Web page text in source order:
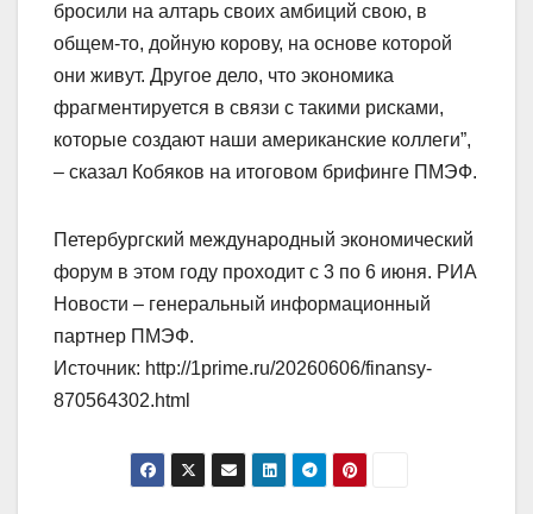
бросили на алтарь своих амбиций свою, в
общем-то, дойную корову, на основе которой
они живут. Другое дело, что экономика
фрагментируется в связи с такими рисками,
которые создают наши американские коллеги”,
– сказал Кобяков на итоговом брифинге ПМЭФ.
Петербургский международный экономический
форум в этом году проходит с 3 по 6 июня. РИА
Новости – генеральный информационный
партнер ПМЭФ.
Источник: http://1prime.ru/20260606/finansy-
870564302.html